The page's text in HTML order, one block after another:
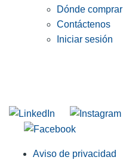
Dónde comprar
Contáctenos
Iniciar sesión
Aviso de privacidad